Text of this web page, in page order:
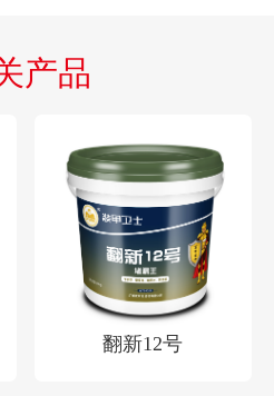
产品
翻新12号